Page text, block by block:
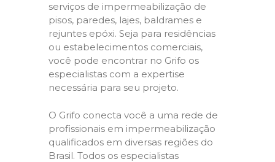
serviços de impermeabilização de
pisos, paredes, lajes, baldrames e
rejuntes epóxi. Seja para residências
ou estabelecimentos comerciais,
você pode encontrar no Grifo os
especialistas com a expertise
necessária para seu projeto.
O Grifo conecta você a uma rede de
profissionais em impermeabilização
qualificados em diversas regiões do
Brasil. Todos os especialistas